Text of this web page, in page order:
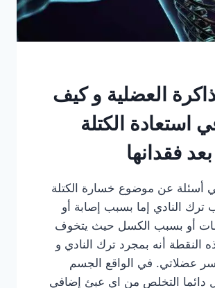
العضلية و كيف
استعادة الكتلة
فقدانها
أسئلة عن موضوع خسارة الكتلة
ترك النادي إما بسبب إصابة أو
أو بسبب الكسل حيث يتخوف
النقطة أنه بمجرد ترك النادي و
عضلاتي. في الواقع الجسم
دائما التخلص من اي عبئ إضافي